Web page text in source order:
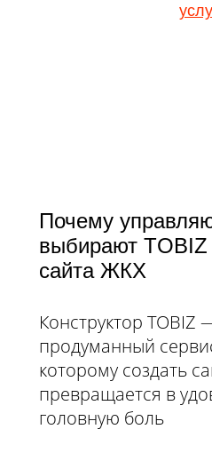
Почему
выбирают TOBIZ
сайта ЖКХ
Конструктор TOBIZ
продуманный
которому создать
превращается в
головную боль